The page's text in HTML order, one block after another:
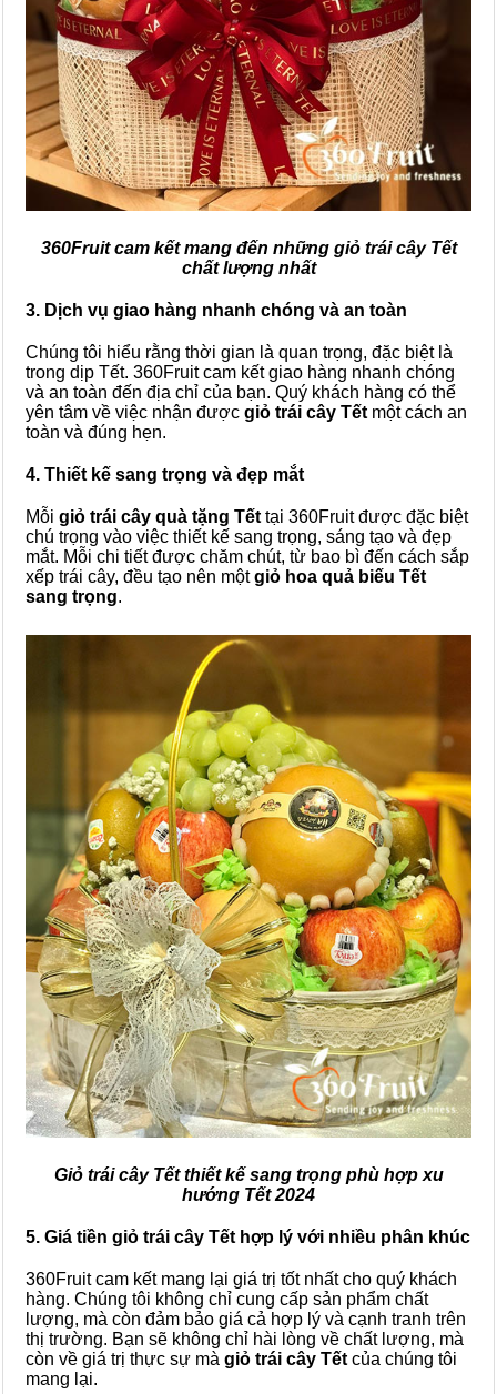
360Fruit cam kết mang đến những giỏ trái cây Tết
chất lượng nhất
3. Dịch vụ giao hàng nhanh chóng và an toàn
Chúng tôi hiểu rằng thời gian là quan trọng, đặc biệt là
trong dịp Tết. 360Fruit cam kết giao hàng nhanh chóng
và an toàn đến địa chỉ của bạn. Quý khách hàng có thể
yên tâm về việc nhận được giỏ trái cây Tết một cách an
toàn và đúng hẹn.
4. Thiết kế sang trọng và đẹp mắt
Mỗi giỏ trái cây quà tặng Tết tại 360Fruit được đặc biệt
chú trọng vào việc thiết kế sang trọng, sáng tạo và đẹp
mắt. Mỗi chi tiết được chăm chút, từ bao bì đến cách sắp
xếp trái cây, đều tạo nên mộtgiỏ hoa quả biếu Tết
sang trọng.
Giỏ trái cây Tết thiết kế sang trọng phù hợp xu
hướng Tết 2024
5. Giá tiền giỏ trái cây Tết hợp lý với nhiều phân khúc
360Fruit cam kết mang lại giá trị tốt nhất cho quý khách
hàng. Chúng tôi không chỉ cung cấp sản phẩm chất
lượng, mà còn đảm bảo giá cả hợp lý và cạnh tranh trên
thị trường. Bạn sẽ không chỉ hài lòng về chất lượng, mà
còn về giá trị thực sự mà giỏ trái cây Tết của chúng tôi
mang lại.